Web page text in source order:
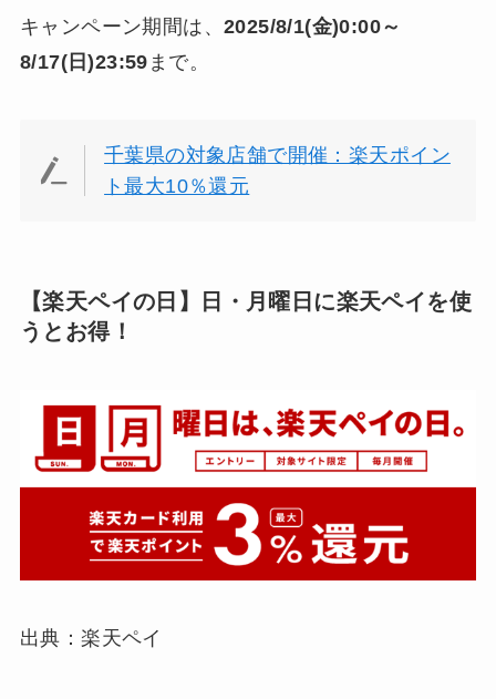
キャンペーン期間は、 2025/8/1(金)0:00～
8/17(日)23:59 まで。
千葉県の対象店舗で開催：楽天ポイン
ト最大10％還元
【楽天ペイの日】日・月曜日に楽天ペイを使
うとお得！
出典：楽天ペイ